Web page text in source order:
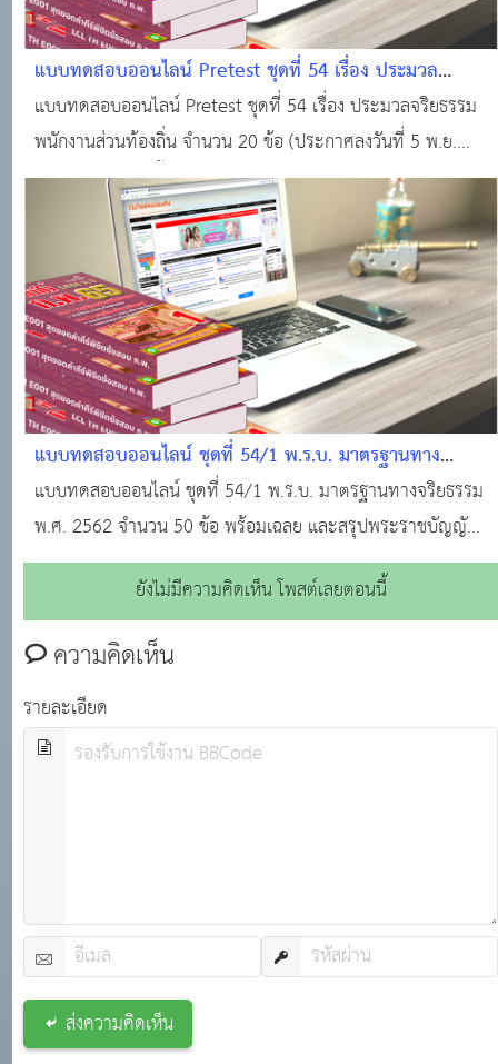
แบบทดสอบออนไลน์ Pretest ชุดที่ 54 เรื่อง ประมวล
จริยธรรมพนักงานส่วนท้องถิ่น จำนวน 20 ข้อ (ประกาศลง
วันที่ 5 พ.ย. 2564)
แบบทดสอบออนไลน์ Pretest ชุดที่ 54 เรื่อง ประมวลจริยธรรม
พนักงานส่วนท้องถิ่น จำนวน 20 ข้อ (ประกาศลงวันที่ 5 พ.ย.
2564) และสรุปเนื้อหาประกาศคณะกรรมการมาตรฐานการ
บริหารงานบุคคลส่วนท้องถิ่น เรื่อง ประมวลจริยธรรมพนักงาน
ส่วนท้องถิ่น
แบบทดสอบออนไลน์ ชุดที่ 54/1 พ.ร.บ. มาตรฐานทาง
จริยธรรม พ.ศ. 2562 จำนวน 50 ข้อ พร้อมเฉลย และ​​​​​​​สรุป
พระราชบัญญัติมาตรฐานทางจริยธรรม พ.ศ. 2562
แบบทดสอบออนไลน์ ชุดที่ 54/1 พ.ร.บ. มาตรฐานทางจริยธรรม
พ.ศ. 2562 จำนวน 50 ข้อ พร้อมเฉลย และ​​​​​​​สรุปพระราชบัญญัติ
มาตรฐานทางจริยธรรม พ.ศ. 2562 เป็นกฎหมายที่มีจุดมุ่งหมาย
เพื่อกำหนด มาตรฐานจริยธรรมที่เป็นหลักเกณฑ์กลาง ให้เจ้า
หน้าที่ของรัฐทุกหน่วยงานนำไปใช้เ
ยังไม่มีความคิดเห็น โพสต์เลยตอนนี้
ความคิดเห็น
รายละเอียด
ส่งความคิดเห็น